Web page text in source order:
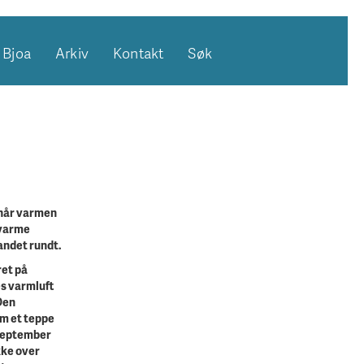
Arkiv Kontakt Søk
varmen
rundt.
på
varmluft
et teppe
over